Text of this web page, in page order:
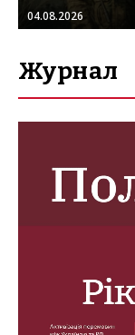
04.08.2026
Журнал